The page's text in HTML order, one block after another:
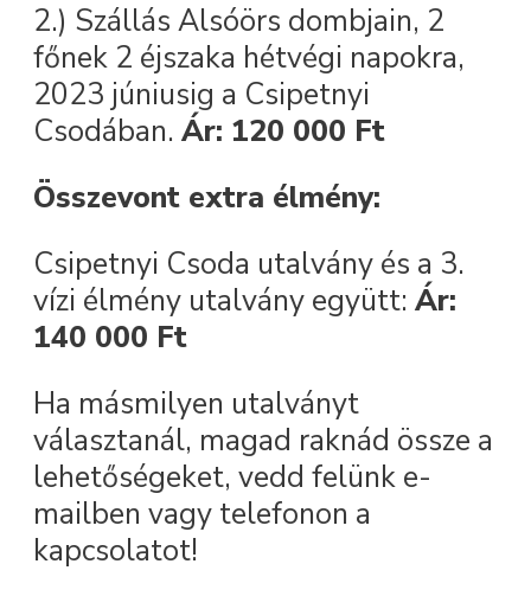
2.) Szállás Alsóörs dombjain, 2
főnek 2 éjszaka hétvégi napokra,
2023 júniusig a Csipetnyi
Csodában. Ár: 120 000 Ft
Összevont extra élmény:
Csipetnyi Csoda utalvány és a 3.
vízi élmény utalvány együtt: Ár:
140 000 Ft
Ha másmilyen utalványt
választanál, magad raknád össze a
lehetőségeket, vedd felünk e-
mailben vagy telefonon a
kapcsolatot!